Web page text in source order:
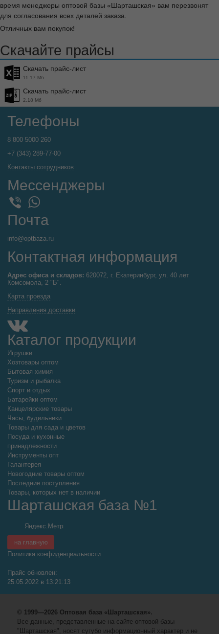
время менеджеры оптовой базы «Шарташская» вам перезвонят
для согласования всех деталей заказа.
Отличных вам покупок!
Скачайте прайсы
Скачать прайс-лист
11.17 Мб
Скачать прайс-лист
2.18 Мб
Телефоны
8 800 5000 260
+7 (343) 289-77-00
Контакты сотрудников
Мессенджеры
WhatsApp
Почта
info@optbaza.ru
Контактная информация
Адрес офиса и складов: 620072, г. Екатеринбург, ул. 40 лет
Комсомола, 2 "Б".
Карта проезда
Направления доставки
Каталог продукции
Игрушки
Хозтовары оптом
Бытовая химия
Туризм и рыбалка
Спорт и отдых
Батарейки оптом
Канцелярские товары
Часы, будильники
Товары для сада и цветов
Посуда и кухонные
принадлежности
Инструменты опт
Галантерея
Новогодние товары оптом
Последние поступления
Товары, которых нет в наличии
Шарташская база №1
на главную
Политика конфиденциальности
Прайс обновлен:
25.05.2022 в 13:21:13
© 1999—2026 Оптовая база «Шарташская».
Все данные, представленные на сайте оптовой базы
"Шарташская", носят сугубо информационный характер и не